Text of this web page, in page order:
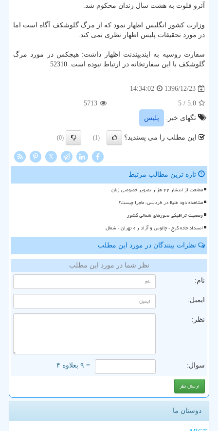
آئرو فلوت به هشت سال زندان محكوم شد.
وزارت كشور انگلیس اظهار نمود كه از مرگ گلوشكف آگاه است اما
در مورد تحقیقات پلیس اظهار نظری نمی كند.
سفارت روسیه به ایندیپندنت اظهار داشت: هیچكس در مورد مرگ
گلوشكف با این سفارتخانه در ارتباط نبوده است. 52310
1396/12/23
14:34:02
5.0
/ 5
5713
تگهای خبر:
پلیس
این مطلب را می پسندید؟ (1)
(0)
X
تازه ترین مطالب مرتبط
ممانعت از انتشار ۴۲ هزار تصویر خصوصی زنان
مشاهده دود غلیظ در فردیس، ماجرا چیست؟
وضعیت ترافیکی محورهای شمالی کشور
انسداد جاده کرج - چالوس و آزاد راه تهران - شمال
نظرات بینندگان در مورد این مطلب
نظر شما در مورد این مطلب
نام:
ایمیل:
نظر:
سوال: = ۹ بعلاوه ۴
دوستان ما